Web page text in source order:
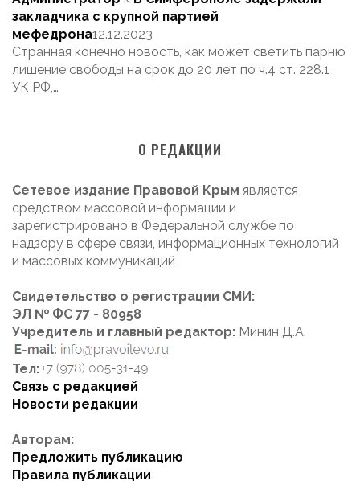
закладчика с крупной партией
мефедрона12.12.2023
Странная конечно новость, как может светить парню
лишение свободы на срок до 20 лет по ч.4 ст. 228.1
УК РФ,…
О РЕДАКЦИИ
Сетевое издание Правовой Крым является
средством массовой информации и
зарегистрировано в Федеральной службе по
надзору в сфере связи, информационных технологий
и массовых коммуникаций
Свидетельство о регистрации СМИ:
ЭЛ № ФС 77 - 80958
Учредитель и главный редактор: Минин Д.А.
Тел:
Связь с редакцией
Новости редакции
Авторам:
Предложить публикацию
Правила публикации